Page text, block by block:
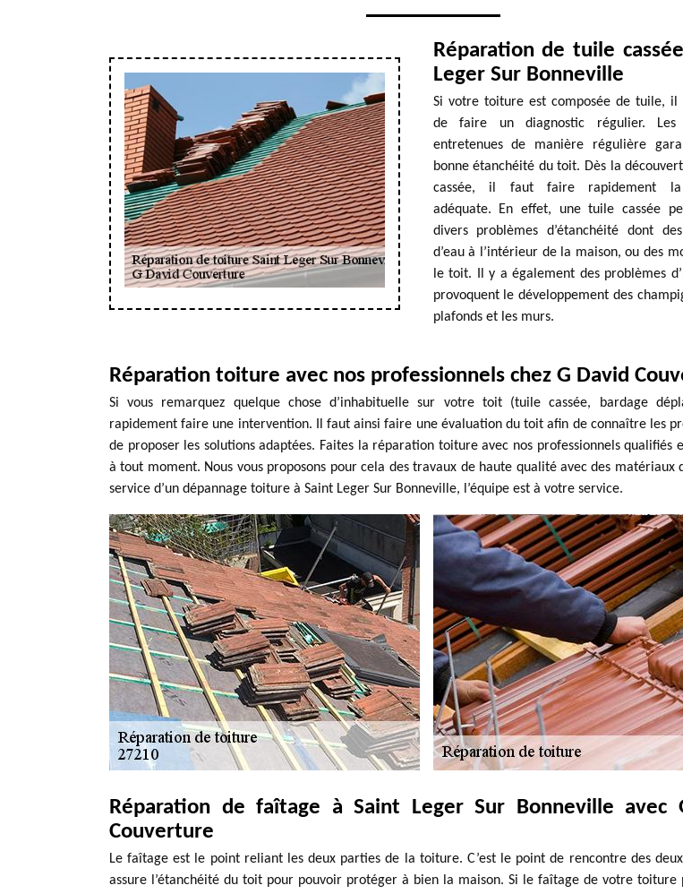
Réparation de tuile
Leger Sur Bonneville
Si votre toiture est composée de tuile, il
de faire un diagnostic régulier.
entretenues de manière régulière
bonne étanchéité du toit. Dès la
cassée, il faut faire rapidement la
adéquate. En effet, une tuile cassée
divers problèmes d’étanchéité dont
d’eau à l’intérieur de la maison, ou des
le toit. Il y a également des problèmes
provoquent le développement des
plafonds et les murs.
Réparation toiture avec nos professionnels chez G David
Si vous remarquez quelque chose d’inhabituelle sur votre toit (tuile cassée, bardage
rapidement faire une intervention. Il faut ainsi faire une évaluation du toit afin de connaître les
de proposer les solutions adaptées. Faites la réparation toiture avec nos professionnels qualifiés
à tout moment. Nous vous proposons pour cela des travaux de haute qualité avec des matériaux
service d’un dépannage toiture à Saint Leger Sur Bonneville, l’équipe est à votre service.
Réparation de faîtage à Saint Leger Sur Bonneville avec
Couverture
Le faîtage est le point reliant les deux parties de la toiture. C’est le point de rencontre des
assure l’étanchéité du toit pour pouvoir protéger à bien la maison. Si le faîtage de votre toiture